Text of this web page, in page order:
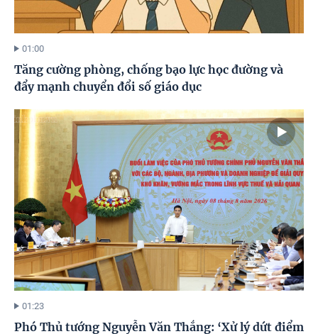
01:00
Tăng cường phòng, chống bạo lực học đường và
đẩy mạnh chuyển đổi số giáo dục
01:23
Phó Thủ tướng Nguyễn Văn Thắng: ‘Xử lý dứt điểm